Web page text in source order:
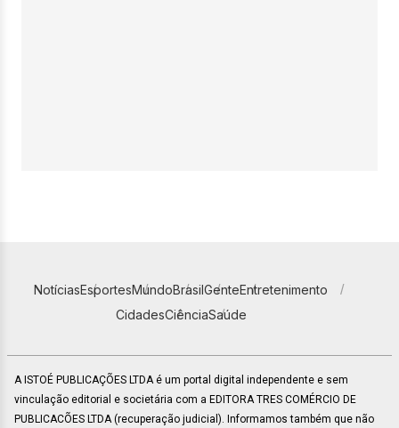
NotíciasEsportesMundoBrasilGenteEntretenimento
CidadesCiênciaSaúde
A ISTOÉ PUBLICAÇÕES LTDA é um portal digital independente e sem
vinculação editorial e societária com a EDITORA TRES COMÉRCIO DE
PUBLICACÕES LTDA (recuperação judicial). Informamos também que não